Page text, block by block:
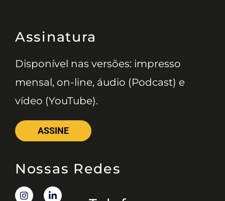
Assinatura
Disponível nas versões: impresso
mensal, on-line, áudio (Podcast) e
vídeo (YouTube).
ASSINE
Nossas Redes